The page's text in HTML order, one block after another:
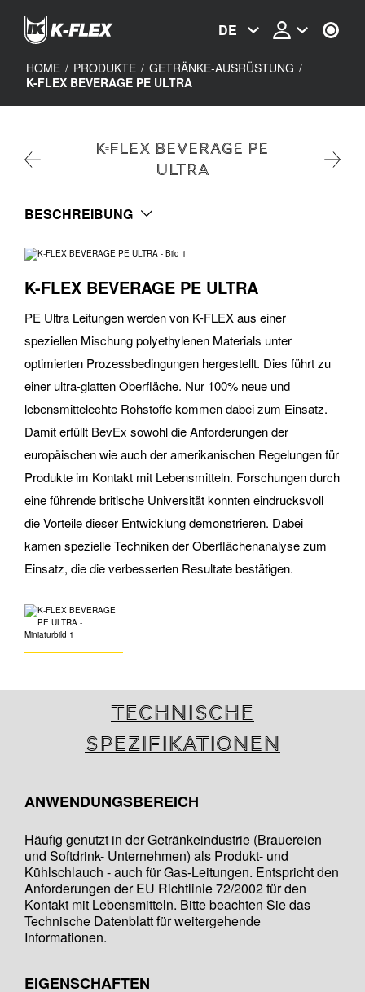
content
DE
HOME / PRODUKTE / GETRÄNKE-AUSRÜSTUNG /
K-FLEX BEVERAGE PE ULTRA
K-FLEX BEVERAGE PE
ULTRA
BESCHREIBUNG
K-FLEX BEVERAGE PE ULTRA
PE Ultra Leitungen werden von K-FLEX aus einer
speziellen Mischung polyethylenen Materials unter
optimierten Prozessbedingungen hergestellt. Dies führt zu
einer ultra-glatten Oberfläche. Nur 100% neue und
lebensmittelechte Rohstoffe kommen dabei zum Einsatz.
Damit erfüllt BevEx sowohl die Anforderungen der
europäischen wie auch der amerikanischen Regelungen für
Produkte im Kontakt mit Lebensmitteln. Forschungen durch
eine führende britische Universität konnten eindrucksvoll
die Vorteile dieser Entwicklung demonstrieren. Dabei
kamen spezielle Techniken der Oberflächenanalyse zum
Einsatz, die die verbesserten Resultate bestätigen.
Technische
Spezifikationen
ANWENDUNGSBEREICH
Häufig genutzt in der Getränkeindustrie (Brauereien
und Softdrink- Unternehmen) als Produkt- und
Kühlschlauch - auch für Gas-Leitungen. Entspricht den
Anforderungen der EU Richtlinie 72/2002 für den
Kontakt mit Lebensmitteln. Bitte beachten Sie das
Technische Datenblatt für weitergehende
Informationen.
EIGENSCHAFTEN